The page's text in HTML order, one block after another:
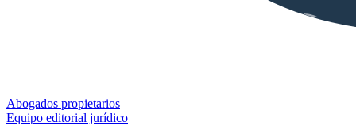
Abogados propietarios
Equipo editorial jurídico